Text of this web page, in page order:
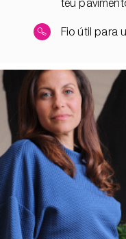
teu
Fio útil para